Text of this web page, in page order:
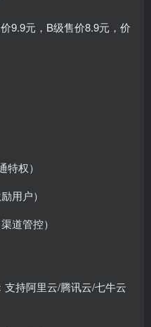
9.9元，B级售价8.9元，价
特权）
用户）
道管控）
支持阿里云/腾讯云/七牛云